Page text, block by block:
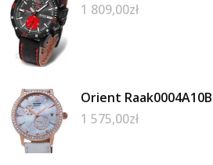
1 809,00zł
Orient Raak0004A10B
1 575,00zł